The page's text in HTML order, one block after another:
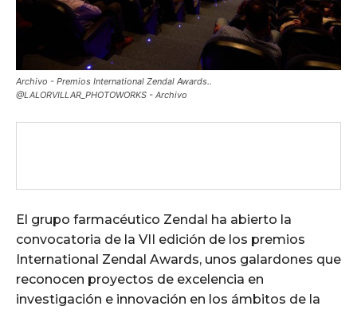
Archivo - Premios International Zendal Awards..
@LALORVILLAR_PHOTOWORKS - Archivo
El grupo farmacéutico Zendal ha abierto la
convocatoria de la VII edición de los premios
International Zendal Awards, unos galardones que
reconocen proyectos de excelencia en
investigación e innovación en los ámbitos de la